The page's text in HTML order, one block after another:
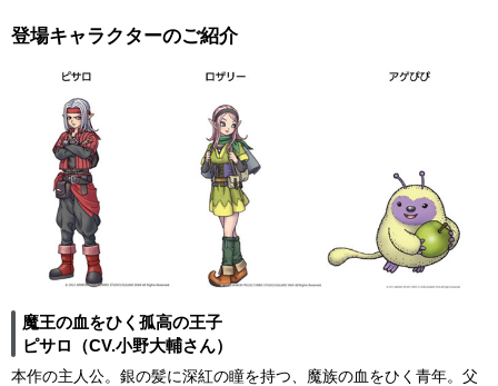
登場キャラクターのご紹介
魔王の血をひく孤高の王子
ピサロ（CV.小野大輔さん）
本作の主人公。銀の髪に深紅の瞳を持つ、魔族の血をひく青年。父